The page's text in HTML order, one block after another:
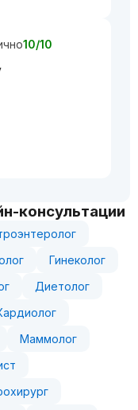
10/10
консультации
Гинеколог
Диетолог
Маммолог